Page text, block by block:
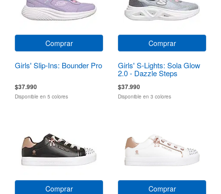
Comprar
Girls' Slip-Ins: Bounder Pro
$37.990
Disponible en 5 colores
Comprar
Girls' S-Lights: Sola Glow
2.0 - Dazzle Steps
$37.990
Disponible en 3 colores
Comprar Comprar